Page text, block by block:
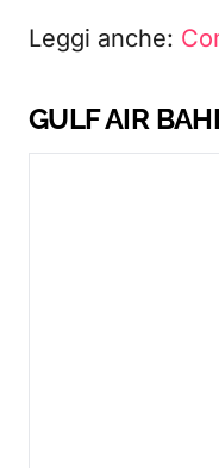
Leggi anche:
GULF AIR